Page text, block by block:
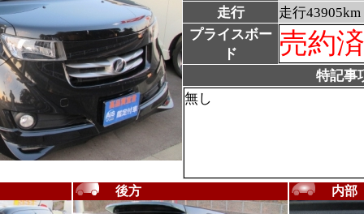
走行
走行43905km
プライスボー
ド
売約
特記事
無し
後方 内部